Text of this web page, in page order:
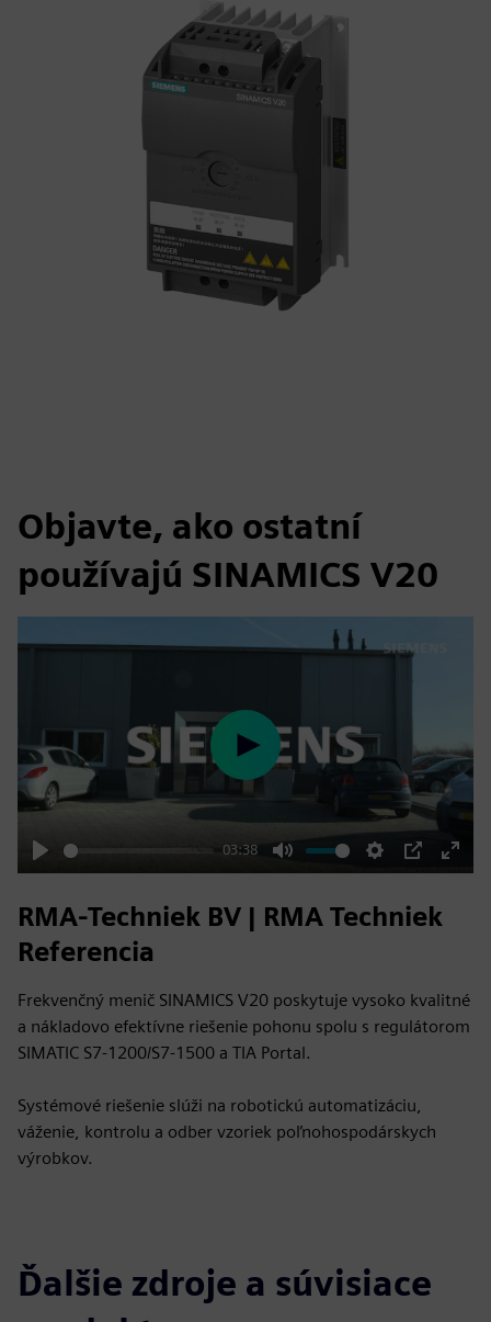
Objavte, ako ostatní
používajú SINAMICS V20
Play
03:38
Mute Settings
PIP
Enter
Play
RMA-Techniek BV | RMA Techniek
Referencia
Frekvenčný menič SINAMICS V20 poskytuje vysoko kvalitné
a nákladovo efektívne riešenie pohonu spolu s regulátorom
SIMATIC S7-1200/S7-1500 a TIA Portal.
Systémové riešenie slúži na robotickú automatizáciu,
váženie, kontrolu a odber vzoriek poľnohospodárskych
výrobkov.
Ďalšie zdroje a súvisiace